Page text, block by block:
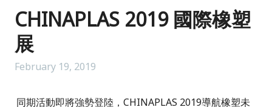
CHINAPLAS 2019 國際橡塑
展
February 19, 2019
同期活動即將強勢登陸，CHINAPLAS 2019導航橡塑未